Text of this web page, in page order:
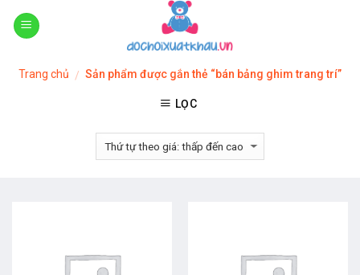
Skip
Trang chủ / Sản phẩm được gắn thẻ “bán bảng ghim trang trí”
LỌC